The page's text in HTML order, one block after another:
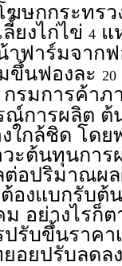
ษกกระทร
ยงไก่ไข่ 4 แ
าฟาร์มจาก
ขึ้นฟองละ 20
กรมการค้า
ณ์การผลิต
ใกล้ชิด โด
ะต้นทุนกา
อปริมาณผ
องแบกรับ
อย่างไรก็
รับขึ้นราค
อยปรับลดล